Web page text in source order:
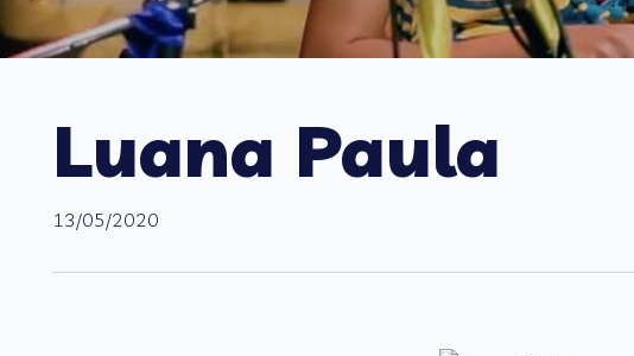
Luana Paula
13/05/2020